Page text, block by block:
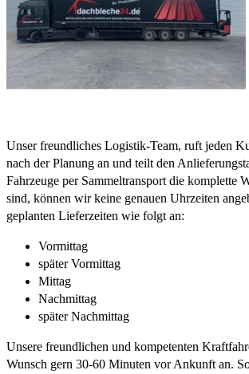
Unser freundliches Logistik-Team, ruft jeden
nach der Planung an und teilt den
Fahrzeuge per Sammeltransport die komplette
sind, können wir keine genauen Uhrzeiten
geplanten Lieferzeiten wie folgt an:
Vormittag
später Vormittag
Mittag
Nachmittag
später Nachmittag
Unsere freundlichen und kompetenten
Wunsch gern 30-60 Minuten vor Ankunft an.